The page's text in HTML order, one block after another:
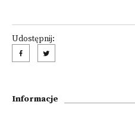
Udostępnij:
Informacje